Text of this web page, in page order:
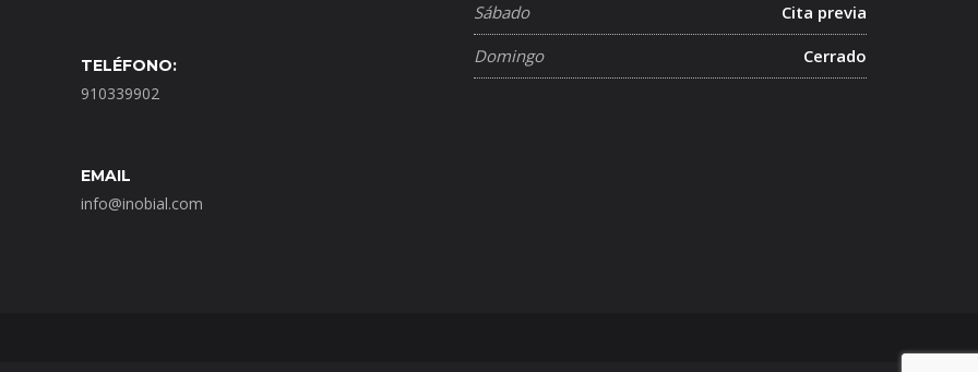
TELÉFONO:
910339902
EMAIL
info@inobial.com
Sábado
Cita previa
Domingo
Cerrado